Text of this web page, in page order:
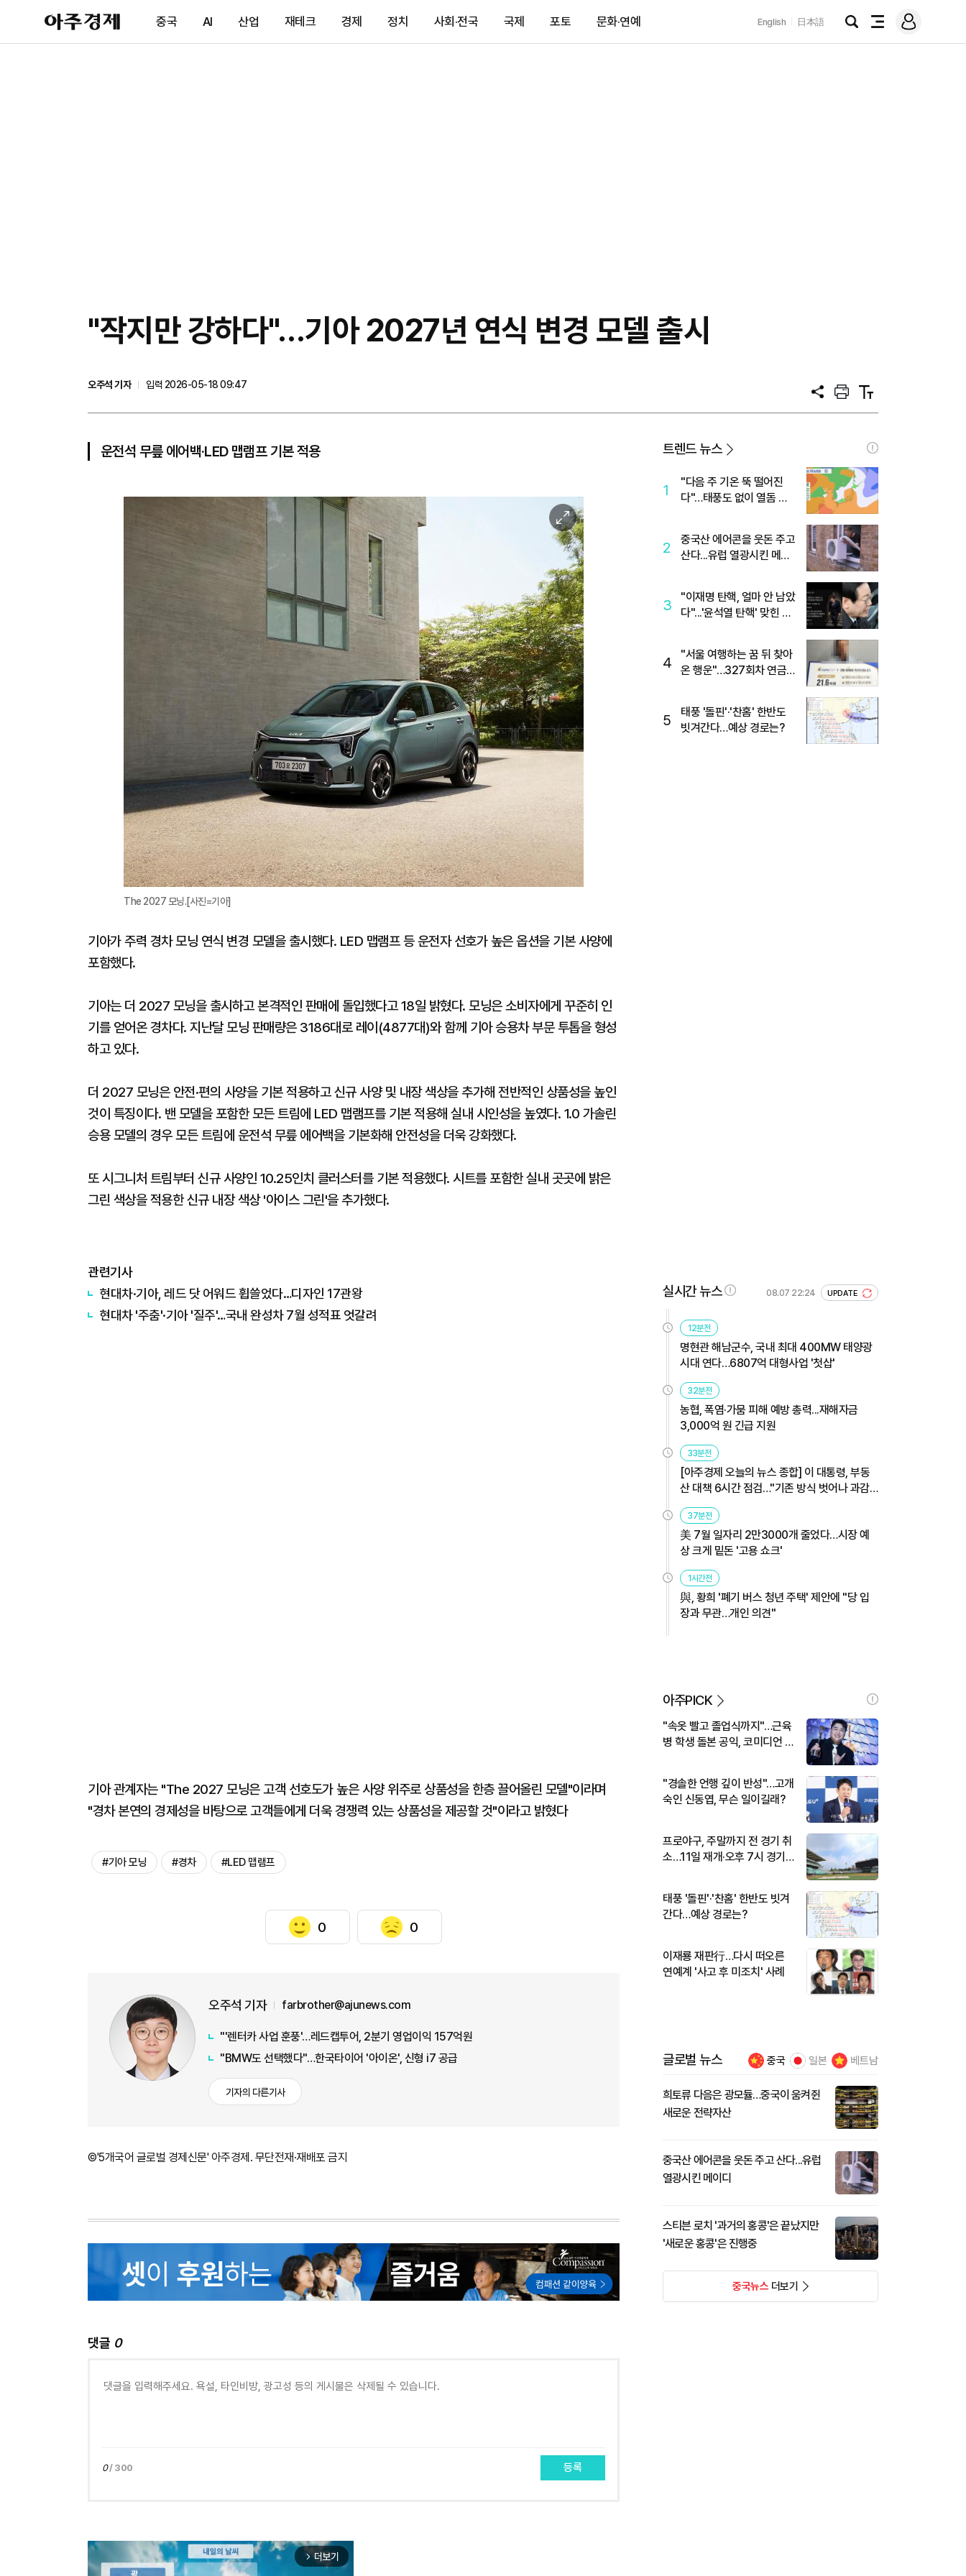
아
주
제
중국 AI 산업 재테크 경제 정치 사회·전국 국제 포토 문화·연예 English 日本語
검
전
메
그
"작지만 강하다"…기아 2027년 연식 변경 모델 출시
오주석 기자
입력 2026-05-18 09:47
공
프
트
텍
트
운전석 무릎 에어백·LED 맵램프 기본 적용
이
미
확
대
The 2027 모닝.[사진=기아]
기아가 주력 경차 모닝 연식 변경 모델을 출시했다. LED 맵램프 등 운전자 선호가 높은 옵션을 기본 사양에
포함했다.
기아는 더 2027 모닝을 출시하고 본격적인 판매에 돌입했다고 18일 밝혔다. 모닝은 소비자에게 꾸준히 인
기를 얻어온 경차다. 지난달 모닝 판매량은 3186대로 레이(4877대)와 함께 기아 승용차 부문 투톱을 형성
하고 있다.
더 2027 모닝은 안전·편의 사양을 기본 적용하고 신규 사양 및 내장 색상을 추가해 전반적인 상품성을 높인
것이 특징이다. 밴 모델을 포함한 모든 트림에 LED 맵램프를 기본 적용해 실내 시인성을 높였다. 1.0 가솔린
승용 모델의 경우 모든 트림에 운전석 무릎 에어백을 기본화해 안전성을 더욱 강화했다.
또 시그니처 트림부터 신규 사양인 10.25인치 클러스터를 기본 적용했다. 시트를 포함한 실내 곳곳에 밝은
그린 색상을 적용한 신규 내장 색상 '아이스 그린'을 추가했다.
관련기사
현대차·기아, 레드 닷 어워드 휩쓸었다…디자인 17관왕
현대차 '주춤'·기아 '질주'…국내 완성차 7월 성적표 엇갈려
기아 관계자는 "The 2027 모닝은 고객 선호도가 높은 사양 위주로 상품성을 한층 끌어올린 모델"이라며
"경차 본연의 경제성을 바탕으로 고객들에게 더욱 경쟁력 있는 상품성을 제공할 것"이라고 밝혔다
#기아 모닝 #경차 #LED 맵램프
0 0
오주석 기자 farbrother@ajunews.com
"'렌터카 사업 훈풍'…레드캡투어, 2분기 영업이익 157억원
"BMW도 선택했다"…한국타이어 '아이온', 신형 i7 공급
기자의 다른기사
©'5개국어 글로벌 경제신문' 아주경제. 무단전재·재배포 금지
댓글 0
0/ 300 등록
arrow_forward_ios 더보기
트렌드 뉴스
1
"다음 주 기온 뚝 떨어진
다"…태풍도 없이 열돔 박
2
중국산 에어콘을 웃돈 주고
산다...유럽 열광시킨 메이
3
"이재명 탄핵, 얼마 안 남았
다"...'윤석열 탄핵' 맞힌 무
4
"서울 여행하는 꿈 뒤 찾아
온 행운"…327회차 연금
5
태풍 '돌핀'·'찬홈' 한반도
빗겨간다…예상 경로는?
실시간 뉴스 08.07 22:24 UPDATE
12분전
명현관 해남군수, 국내 최대 400MW 태양광
시대 연다…6807억 대형사업 '첫삽'
32분전
농협, 폭염·가뭄 피해 예방 총력...재해자금
3,000억 원 긴급 지원
33분전
[아주경제 오늘의 뉴스 종합] 이 대통령, 부동
산 대책 6시간 점검…"기존 방식 벗어나 과감
히 실행" 外
37분전
美 7월 일자리 2만3000개 줄었다…시장 예
상 크게 밑돈 '고용 쇼크'
1시간전
與, 황희 '폐기 버스 청년 주택' 제안에 "당 입
장과 무관…개인 의견"
아주PICK
"속옷 빨고 졸업식까지"…근육
병 학생 돌본 공익, 코미디언 김
"경솔한 언행 깊이 반성"…고개
숙인 신동엽, 무슨 일이길래?
프로야구, 주말까지 전 경기 취
소…11일 재개·오후 7시 경기
태풍 '돌핀'·'찬홈' 한반도 빗겨
간다…예상 경로는?
이재룡 재판行…다시 떠오른
연예계 '사고 후 미조치' 사례
글로벌 뉴스 중국 일본 베트남
희토류 다음은 광모듈…중국이 움켜쥔
새로운 전략자산
중국산 에어콘을 웃돈 주고 산다...유럽
열광시킨 메이디
스티븐 로치 '과거의 홍콩'은 끝났지만
'새로운 홍콩'은 진행중
중국뉴스더보기